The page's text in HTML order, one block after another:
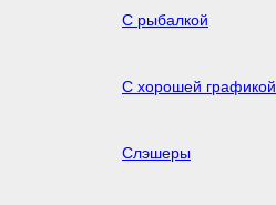
С рыбалкой
С хорошей графикой
Слэшеры